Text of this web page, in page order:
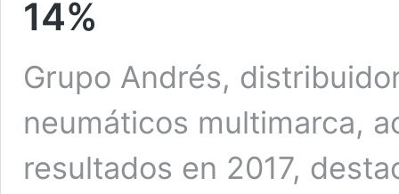
14%
Grupo Andrés,
neumáticos multimarca,
resultados en 2017,